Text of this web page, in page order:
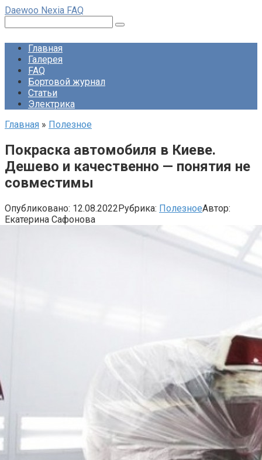
Перейти
контенту
Daewoo Nexia FAQ
Главная
Галерея
FAQ
Бортовой журнал
Статьи
Электрика
Главная » Полезное
Покраска автомобиля в Киеве.
Дешево и качественно — понятия не
совместимы
Опубликовано: 12.08.2022Рубрика: ПолезноеАвтор:
Екатерина Сафонова